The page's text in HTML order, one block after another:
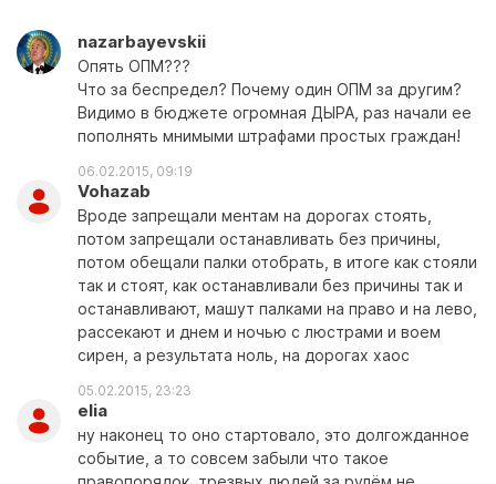
nazarbayevskii
Опять ОПМ???
Что за беспредел? Почему один ОПМ за другим?
Видимо в бюджете огромная ДЫРА, раз начали ее
пополнять мнимыми штрафами простых граждан!
06.02.2015, 09:19
Vohazab
Вроде запрещали ментам на дорогах стоять,
потом запрещали останавливать без причины,
потом обещали палки отобрать, в итоге как стояли
так и стоят, как останавливали без причины так и
останавливают, машут палками на право и на лево,
рассекают и днем и ночью с люстрами и воем
сирен, а результата ноль, на дорогах хаос
05.02.2015, 23:23
elia
ну наконец то оно стартовало, это долгожданное
событие, а то совсем забыли что такое